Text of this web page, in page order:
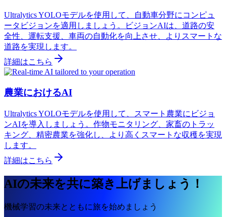
Ultralytics YOLOモデルを使用して、自動車分野にコンピュ
ータビジョンを適用しましょう。ビジョンAIは、道路の安
全性、運転支援、車両の自動化を向上させ、よりスマートな
道路を実現します。
詳細はこちら
農業におけるAI
Ultralytics YOLOモデルを使用して、スマート農業にビジョ
ンAIを導入しましょう。作物モニタリング、家畜のトラッ
キング、精密農業を強化し、より高くスマートな収穫を実現
します。
詳細はこちら
AIの未来を共に築き上げましょう！
機械学習の未来とともに旅を始めましょう